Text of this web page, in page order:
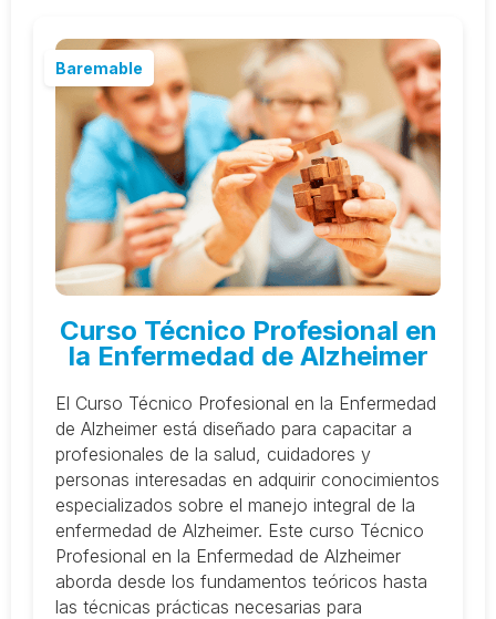
Baremable
Curso Técnico Profesional en
la Enfermedad de Alzheimer
El Curso Técnico Profesional en la Enfermedad
de Alzheimer está diseñado para capacitar a
profesionales de la salud, cuidadores y
personas interesadas en adquirir conocimientos
especializados sobre el manejo integral de la
enfermedad de Alzheimer. Este curso Técnico
Profesional en la Enfermedad de Alzheimer
aborda desde los fundamentos teóricos hasta
las técnicas prácticas necesarias para